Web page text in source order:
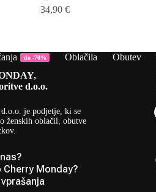
34,90 €
do -70% Oblačila Obutev
d.o.o.
je podjetje, ki se
ženskih oblačil, obutve
Cherry Monday?